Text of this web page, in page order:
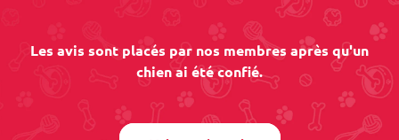
Les avis sont placés par nos membres après qu'un
chien ai été confié.